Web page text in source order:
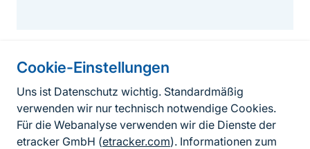
Cookie-Einstellungen
Uns ist Datenschutz wichtig. Standardmäßig
verwenden wir nur technisch notwendige Cookies.
Für die Webanalyse verwenden wir die Dienste der
etracker GmbH (etracker.com). Informationen zum
Informationen zur Seite
FußzeileKontakt zum BfN
Kontaktformular